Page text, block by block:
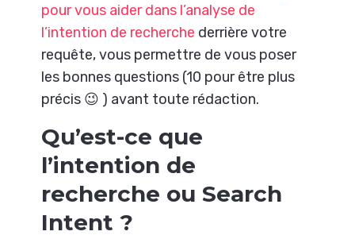
pour vous aider dans l’analyse de
l’intention de recherche derrière votre
requête, vous permettre de vous poser
les bonnes questions (10 pour être plus
précis 😉 ) avant toute rédaction.
Qu’est-ce que
l’intention de
recherche ou Search
Intent ?